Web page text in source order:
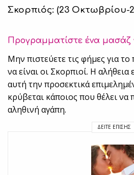
Σκορπιός: (23 Οκτωβρίου-
Προγραμματίστε ένα μασάζ
Μην πιστεύετε τις φήμες για
να είναι οι Σκορπιοί. Η αλήθεια
αυτή την προσεκτικά
κρύβεται κάποιος που θέλει να
αληθινή αγάπη.
ΔΕΊΤΕ ΕΠΊΣΗΣ